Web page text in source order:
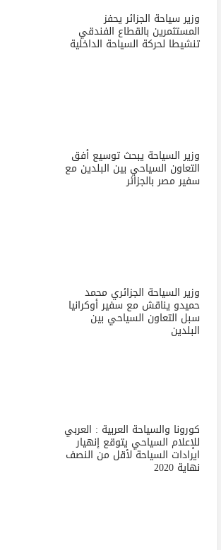
وزير سياحة الجزائر يحفز
المستثمرين بالقطاع الفندقي
تنشيطا لحركة السياحة الداخلية
وزير السياحة يبحث توسيع أفق
التعاون السياحي بين البلدين مع
سفير مصر بالجزائر
وزير السياحة الجزائري محمد
حميدو يناقش مع سفير أوكرانيا
سبل التعاون السياحي بين
البلدين
كورونا والسياحة العربية : العربي
للإعلام السياحي يتوقع إنهيار
ايرادات السياحة لأقل من النصف
نهاية 2020